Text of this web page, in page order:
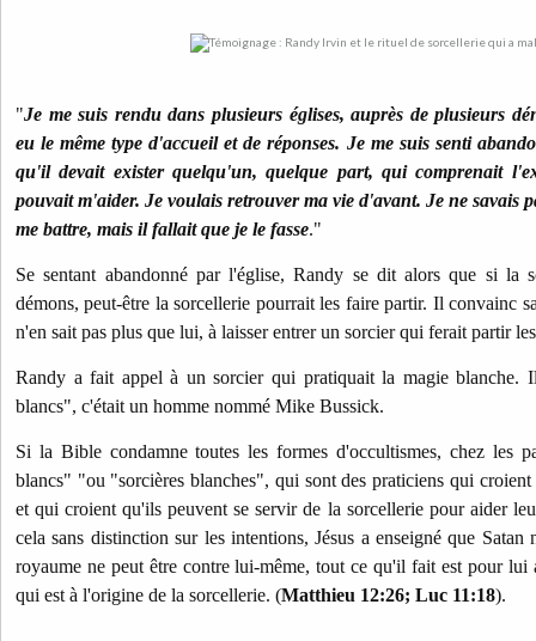
"Je me suis rendu dans plusieurs églises, auprès de plusieurs
eu le même type d'accueil et de réponses. Je me suis senti
qu'il devait exister quelqu'un, quelque part, qui comprenait
pouvait m'aider. Je voulais retrouver ma vie d'avant. Je ne savais
me battre, mais il fallait que je le fasse."
Se sentant abandonné par l'église, Randy se dit alors que si la
démons, peut-être la sorcellerie pourrait les faire partir. Il convainc
n'en sait pas plus que lui, à laisser entrer un sorcier qui ferait partir
Randy a fait appel à un sorcier qui pratiquait la magie blanche.
blancs", c'était un homme nommé Mike Bussick.
Si la Bible condamne toutes les formes d'occultismes, chez les
blancs" "ou "sorcières blanches", qui sont des praticiens qui
et qui croient qu'ils peuvent se servir de la sorcellerie pour aider
cela sans distinction sur les intentions, Jésus a enseigné que Satan
royaume ne peut être contre lui-même, tout ce qu'il fait est pour lui
qui est à l'origine de la sorcellerie. (Matthieu 12:26; Luc 11:18).